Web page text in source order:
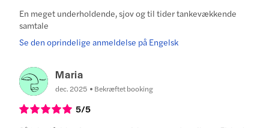
En meget underholdende, sjov og til tider tankevækkende
samtale
Se den oprindelige anmeldelse på Engelsk
Maria
dec. 2025 Bekræftet booking
5/5